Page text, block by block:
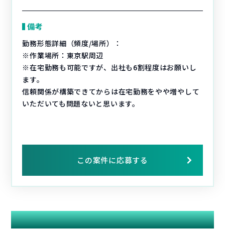
備考
勤務形態詳細（頻度/場所）：
※作業場所：東京駅周辺
※在宅勤務も可能ですが、出社も6割程度はお願いし
ます。
信頼関係が構築できてからは在宅勤務をやや増やして
いただいても問題ないと思います。
この案件に応募する
関連する案件